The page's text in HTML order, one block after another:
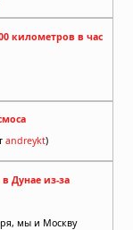
километров в час
andreykt)
Дунае из-за
мы и Москву